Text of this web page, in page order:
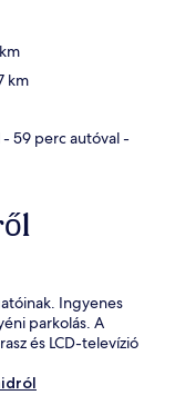
km
- 59 perc autóval-
Ingyenes
parkolás. A
és LCD-televízió